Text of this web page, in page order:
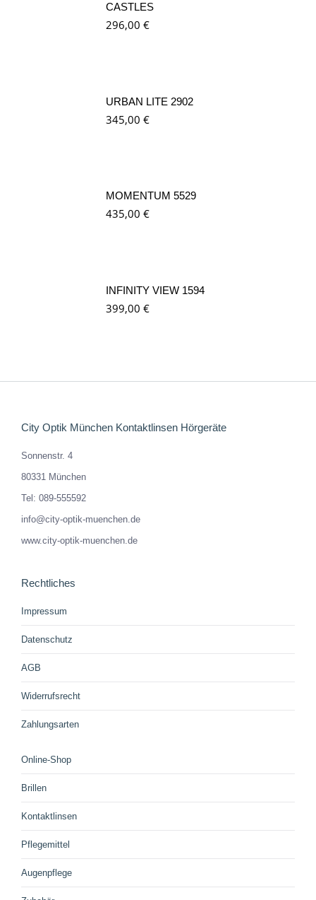
CASTLES
296,00 €
URBAN LITE 2902
345,00 €
MOMENTUM 5529
435,00 €
INFINITY VIEW 1594
399,00 €
City Optik München Kontaktlinsen Hörgeräte
Sonnenstr. 4
80331 München
Tel: 089-555592
info@city-optik-muenchen.de
www.city-optik-muenchen.de
Rechtliches
Impressum
Datenschutz
AGB
Widerrufsrecht
Zahlungsarten
Online-Shop
Brillen
Kontaktlinsen
Pflegemittel
Augenpflege